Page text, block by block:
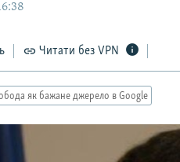
Читати без VPN
як бажане джерело в Google